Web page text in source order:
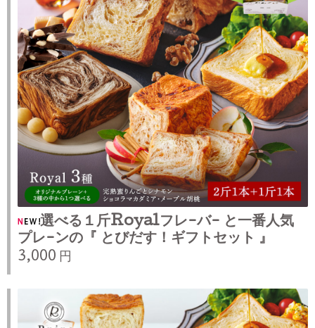
選べる１斤Royalフレ-バ- と一番人気
プレ-ンの『 とびだす！ギフトセット 』
3,000 円